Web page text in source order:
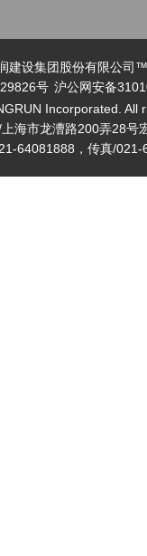
建设集团股份有限公司
号 沪公网安备
Incorporated. All
海市龙漕路200弄28号
64081888，传真/021-